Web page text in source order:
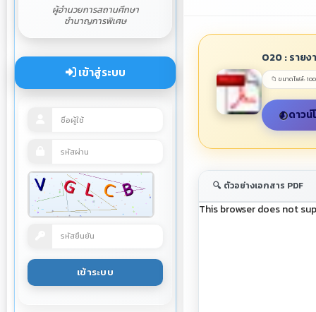
ผู้อำนวยการสถานศึกษา
ชำนาญการพิเศษ
เข้าสู่ระบบ
O20 : ราย
📁 ขนาดไฟล์:
ดาวน์
🔍 ตัวอย่างเอกสาร PDF
This browser does not